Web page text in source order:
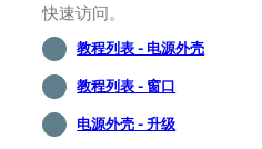
快速访问。
教程列表 - 电源外壳
教程列表 - 窗口
电源外壳 - 升级